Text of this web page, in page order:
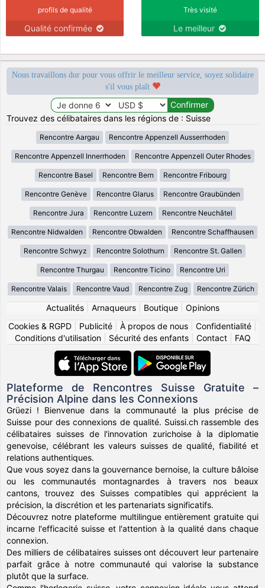
profils de qualité
Qualité confirmée
Très visité
Le meilleur
Nous travaillons dur pour vous offrir le meilleur service, soyez solidaire
s'il vous plaît
Trouvez des célibataires dans les régions de : Suisse
Rencontre Aargau Rencontre Appenzell Ausserrhoden
Rencontre Appenzell Innerrhoden Rencontre Appenzell Outer Rhodes
Rencontre Basel Rencontre Bern Rencontre Fribourg
Rencontre Genève Rencontre Glarus Rencontre Graubünden
Rencontre Jura Rencontre Luzern Rencontre Neuchâtel
Rencontre Nidwalden Rencontre Obwalden Rencontre Schaffhausen
Rencontre Schwyz Rencontre Solothurn Rencontre St. Gallen
Rencontre Thurgau Rencontre Ticino Rencontre Uri
Rencontre Valais Rencontre Vaud Rencontre Zug Rencontre Zürich
Actualités| Arnaqueurs| Boutique| Opinions
Cookies & RGPD
Publicité À propos de nous Confidentialité
Conditions d'utilisation| Sécurité des enfants| Contact| FAQ
Plateforme de Rencontres Suisse Gratuite –
Précision Alpine dans les Connexions
Grüezi ! Bienvenue dans la communauté la plus précise de
Suisse pour des connexions de qualité. Suissi.ch rassemble des
célibataires suisses de l'innovation zurichoise à la diplomatie
genevoise, célébrant les valeurs suisses de qualité, fiabilité et
relations authentiques.
Que vous soyez dans la gouvernance bernoise, la culture bâloise
ou les communautés montagnardes à travers nos beaux
cantons, trouvez des Suisses compatibles qui apprécient la
précision, la discrétion et les partenariats significatifs.
Découvrez notre plateforme multilingue entièrement gratuite qui
incarne l'efficacité suisse et l'attention à la qualité dans chaque
connexion.
Des milliers de célibataires suisses ont découvert leur partenaire
parfait grâce à notre communauté qui valorise la substance
plutôt que la surface.